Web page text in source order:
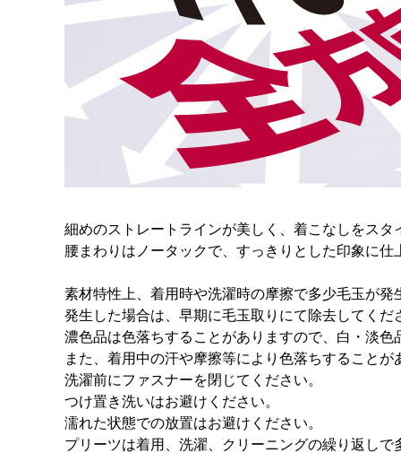
細めのストレートラインが美しく、着こなしをス
腰まわりはノータックで、すっきりとした印象に仕
素材特性上、着用時や洗濯時の摩擦で多少毛玉が発
発生した場合は、早期に毛玉取りにて除去してくだ
濃色品は色落ちすることがありますので、白・淡色
また、着用中の汗や摩擦等により色落ちすること
洗濯前にファスナーを閉じてください。
つけ置き洗いはお避けください。
濡れた状態での放置はお避けください。
プリーツは着用、洗濯、クリーニングの繰り返し